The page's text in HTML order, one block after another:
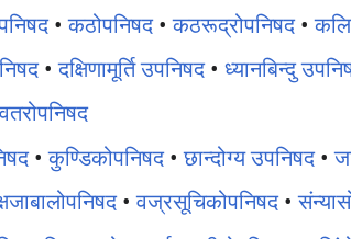
•कठोपनिषद•कठरूद्रोपनिषद•
•दक्षिणामूर्ति उपनिषद•ध्यानबिन्दु
•कुण्डिकोपनिषद•छान्दोग्य उपनिषद•
•वज्रसूचिकोपनिषद•